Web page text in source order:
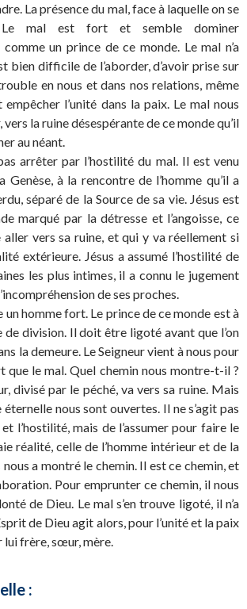
La présence du mal, face à laquelle on se
Le mal est fort et semble dominer
un prince de ce monde. Le mal n’a
bien difficile de l’aborder, d’avoir prise sur
en nous et dans nos relations, même
l’unité dans la paix. Le mal nous
vers la ruine désespérante de ce monde qu’il
au néant.
arrêter par l’hostilité du mal. Il est venu
Genèse, à la rencontre de l’homme qu’il a
séparé de la Source de sa vie. Jésus est
marqué par la détresse et l’angoisse, ce
vers sa ruine, et qui y va réellement si
extérieure. Jésus a assumé l’hostilité de
les plus intimes, il a connu le jugement
de ses proches.
un homme fort. Le prince de ce monde est à
de division. Il doit être ligoté avant que l’on
la demeure. Le Seigneur vient à nous pour
que le mal. Quel chemin nous montre-t-il ?
divisé par le péché, va vers sa ruine. Mais
nous sont ouvertes. Il ne s’agit pas
l’hostilité, mais de l’assumer pour faire le
réalité, celle de l’homme intérieur et de la
a montré le chemin. Il est ce chemin, et
Pour emprunter ce chemin, il nous
de Dieu. Le mal s’en trouve ligoté, il n’a
de Dieu agit alors, pour l’unité et la paix
lui frère, sœur, mère.
: